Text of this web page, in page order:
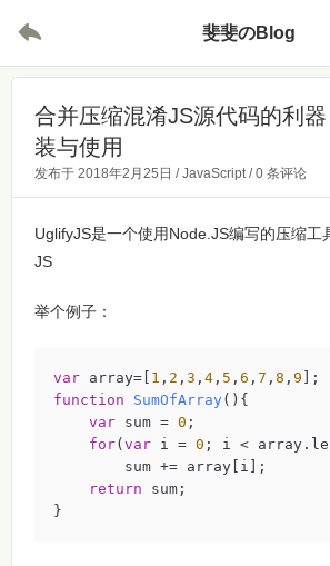
 斐斐のBlog
合并压缩混淆JS源代码的利
装与使用
发布于 2018年2月25日 /JavaScript/0 条评论
UglifyJS是一个使用Node.JS编写的压缩工
JS
举个例子：
var array=[ 1 , 2 , 3 , 4, 5 , 6 , 7 , 8 , 9
function
SumOfArray( ) {
var sum = 0 ;
for( var i = 0 ; i <
sum += array[i];
return sum;
}